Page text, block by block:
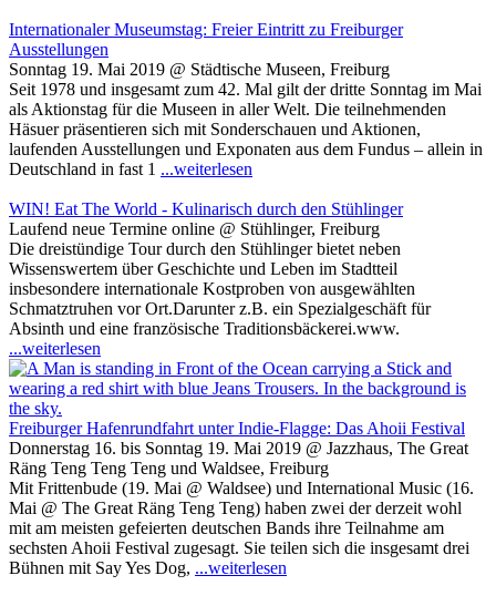
Internationaler Museumstag: Freier Eintritt zu Freiburger
Ausstellungen
Sonntag 19. Mai 2019 @ Städtische Museen, Freiburg
Seit 1978 und insgesamt zum 42. Mal gilt der dritte Sonntag im Mai
als Aktionstag für die Museen in aller Welt. Die teilnehmenden
Häsuer präsentieren sich mit Sonderschauen und Aktionen,
laufenden Ausstellungen und Exponaten aus dem Fundus – allein in
Deutschland in fast 1 ...weiterlesen
WIN! Eat The World - Kulinarisch durch den Stühlinger
Laufend neue Termine online @ Stühlinger, Freiburg
Die dreistündige Tour durch den Stühlinger bietet neben
Wissenswertem über Geschichte und Leben im Stadtteil
insbesondere internationale Kostproben von ausgewählten
Schmatztruhen vor Ort.Darunter z.B. ein Spezialgeschäft für
Absinth und eine französische Traditionsbäckerei.www.
...weiterlesen
Freiburger Hafenrundfahrt unter Indie-Flagge: Das Ahoii Festival
Donnerstag 16. bis Sonntag 19. Mai 2019 @ Jazzhaus, The Great
Räng Teng Teng Teng und Waldsee, Freiburg
Mit Frittenbude (19. Mai @ Waldsee) und International Music (16.
Mai @ The Great Räng Teng Teng) haben zwei der derzeit wohl
mit am meisten gefeierten deutschen Bands ihre Teilnahme am
sechsten Ahoii Festival zugesagt. Sie teilen sich die insgesamt drei
Bühnen mit Say Yes Dog, ...weiterlesen